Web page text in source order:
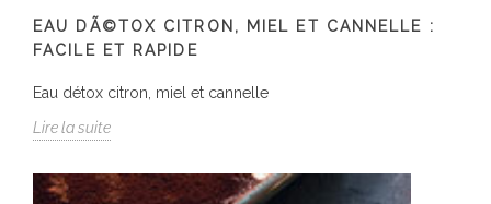
EAU DÃ©TOX CITRON, MIEL ET CANNELLE :
FACILE ET RAPIDE
Eau détox citron, miel et cannelle
Lire la suite